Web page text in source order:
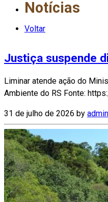
Notícias
Voltar
Justiça suspende
Liminar atende ação do
Ambiente do RS Fonte:
31 de julho de 2026 by